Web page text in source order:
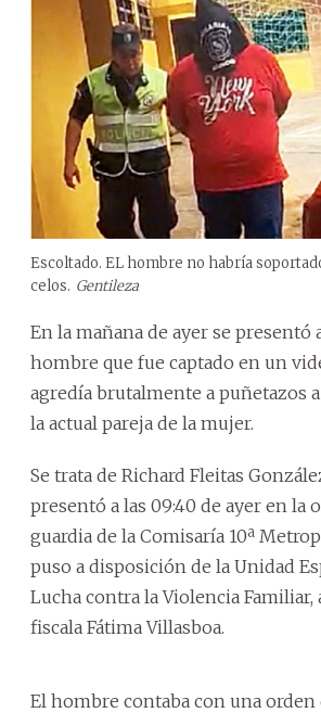
Escoltado. EL hombre no habría
celos. Gentileza
En la mañana de ayer se presentó
hombre que fue captado en un
agredía brutalmente a puñetazos
la actual pareja de la mujer.
Se trata de Richard Fleitas
presentó a las 09:40 de ayer en la
guardia de la Comisaría 10ª
puso a disposición de la Unidad
Lucha contra la Violencia Familiar,
fiscala Fátima Villasboa.
El hombre contaba con una